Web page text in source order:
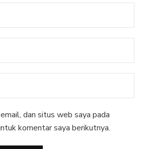
dan situs web saya pada
komentar saya berikutnya.